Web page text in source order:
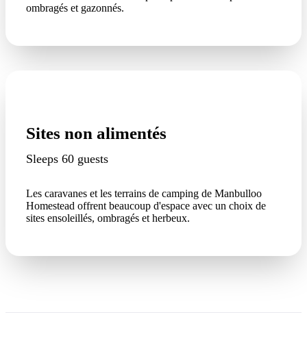
ombragés et gazonnés.
Sites non alimentés
Sleeps 60 guests
Les caravanes et les terrains de camping de Manbulloo
Homestead offrent beaucoup d'espace avec un choix de
sites ensoleillés, ombragés et herbeux.